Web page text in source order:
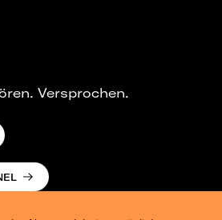
Versprochen.